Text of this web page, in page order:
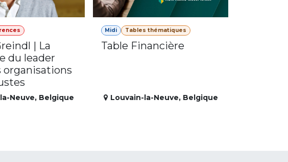
| La
du leader
organisations
Neuve, Belgique
Midi Tables thématiques
Table Financière
Louvain-la-Neuve, Belgique